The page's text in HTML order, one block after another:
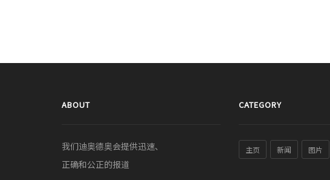
ABOUT
我们迪奥德奥会提供迅速、
正确和公正的报道
CATEGORY
主页 新闻 图片